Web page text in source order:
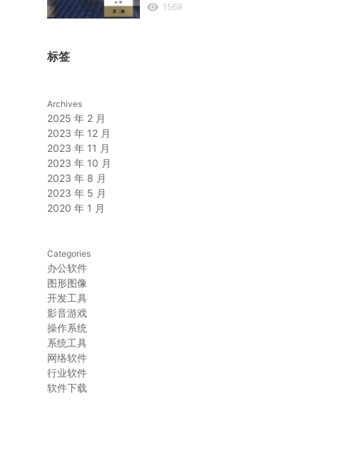
1569
标签
Archives
2025 年 2 月
2023 年 12 月
2023 年 11 月
2023 年 10 月
2023 年 8 月
2023 年 5 月
2020 年 1 月
Categories
办公软件
图形图像
开发工具
影音游戏
操作系统
系统工具
网络软件
行业软件
软件下载